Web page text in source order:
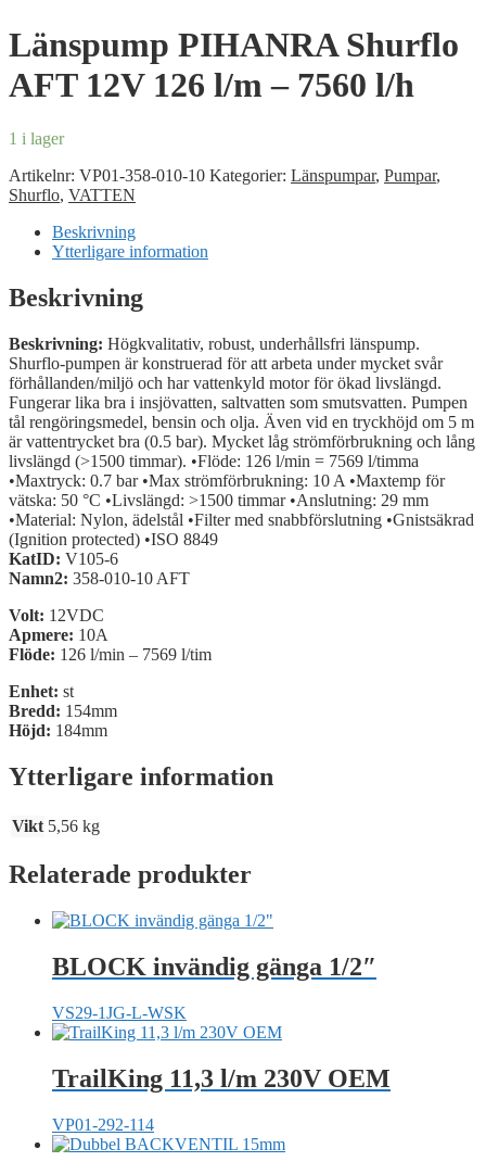
Länspump PIHANRA Shurflo
AFT 12V 126 l/m – 7560 l/h
1 i lager
Artikelnr: VP01-358-010-10 Kategorier: Länspumpar, Pumpar,
Shurflo, VATTEN
Beskrivning
Ytterligare information
Beskrivning
Beskrivning: Högkvalitativ, robust, underhållsfri länspump.
Shurflo-pumpen är konstruerad för att arbeta under mycket svår
förhållanden/miljö och har vattenkyld motor för ökad livslängd.
Fungerar lika bra i insjövatten, saltvatten som smutsvatten. Pumpen
tål rengöringsmedel, bensin och olja. Även vid en tryckhöjd om 5 m
är vattentrycket bra (0.5 bar). Mycket låg strömförbrukning och lång
livslängd (>1500 timmar). •Flöde: 126 l/min = 7569 l/timma
•Maxtryck: 0.7 bar •Max strömförbrukning: 10 A •Maxtemp för
vätska: 50 °C •Livslängd: >1500 timmar •Anslutning: 29 mm
•Material: Nylon, ädelstål •Filter med snabbförslutning •Gnistsäkrad
(Ignition protected) •ISO 8849
KatID: V105-6
Namn2: 358-010-10 AFT
Volt: 12VDC
Apmere: 10A
Flöde: 126 l/min – 7569 l/tim
Enhet: st
Bredd: 154mm
Höjd: 184mm
Ytterligare information
Vikt 5,56 kg
Relaterade produkter
BLOCK invändig gänga 1/2″
VS29-1JG-L-WSK
TrailKing 11,3 l/m 230V OEM
VP01-292-114